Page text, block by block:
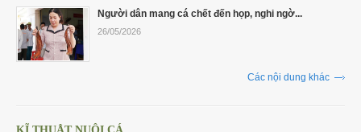
Người dân mang cá chết đến họp, nghi ngờ...
26/05/2026
Các nội dung khác